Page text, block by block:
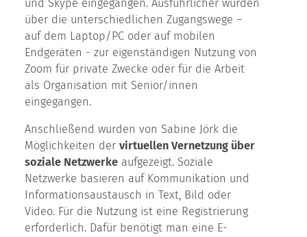
und Skype eingegangen. Ausführlicher wurden
über die unterschiedlichen Zugangswege –
auf dem Laptop/PC oder auf mobilen
Endgeräten - zur eigenständigen Nutzung von
Zoom für private Zwecke oder für die Arbeit
als Organisation mit Senior/innen
eingegangen.
Anschließend wurden von Sabine Jörk die
Möglichkeiten der virtuellen Vernetzung über
soziale Netzwerke aufgezeigt. Soziale
Netzwerke basieren auf Kommunikation und
Informationsaustausch in Text, Bild oder
Video. Für die Nutzung ist eine Registrierung
erforderlich. Dafür benötigt man eine E-